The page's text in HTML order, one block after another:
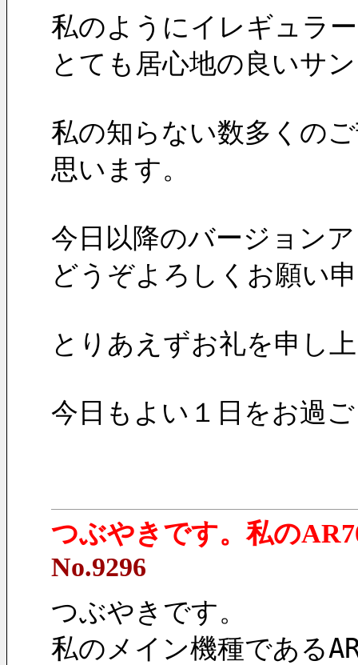
私のようにイレギュラ
とても居心地の良いサ
私の知らない数多くの
思います。
今日以降のバージョン
どうぞよろしくお願い
とりあえずお礼を申し
今日もよい１日をお過
つぶやきです。私の
No.9296
つぶやきです。
私のメイン機種である